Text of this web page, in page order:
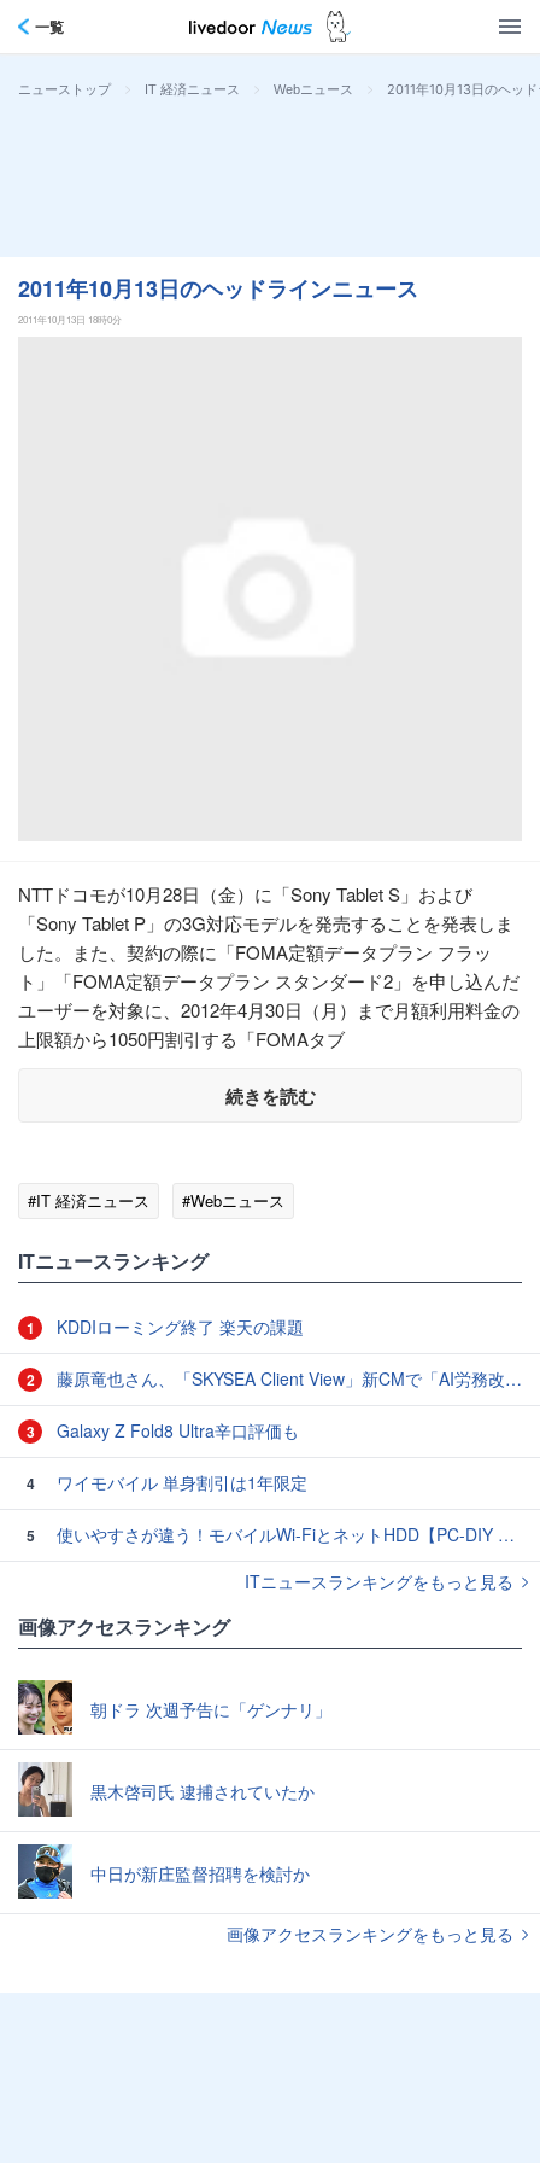
一覧
ニューストップ > IT 経済ニュース > Webニュース > 2011年10月13日のヘッ
2011年10月13日のヘッドラインニュース
2011年10月13日 18時0分
NTTドコモが10月28日（金）に「Sony Tablet S」および
「Sony Tablet P」の3G対応モデルを発売することを発表しま
した。また、契約の際に「FOMA定額データプラン フラッ
ト」「FOMA定額データプラン スタンダード2」を申し込んだ
ユーザーを対象に、2012年4月30日（月）まで月額利用料金の
上限額から1050円割引する「FOMAタブ
続きを読む
#IT 経済ニュース #Webニュース
ITニュースランキング
1 KDDIローミング終了 楽天の課題
2 藤原竜也さん、「SKYSEA Client View」新CMで「AI労務改善」をアピール 働き方をAIが分析したら「すぐに休んで」と言われる？
3 Galaxy Z Fold8 Ultra辛口評価も
4 ワイモバイル 単身割引は1年限定
5
使いやすさが違う！モバイルWi-FiとネットHDD【PC-DIY 秋の陣】
ITニュースランキングをもっと見る
画像アクセスランキング
朝ドラ 次週予告に「ゲンナリ」
黒木啓司氏 逮捕されていたか
中日が新庄監督招聘を検討か
画像アクセスランキングをもっと見る